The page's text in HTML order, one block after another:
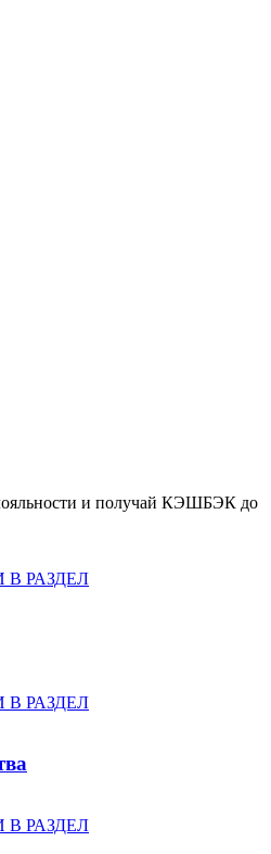
и получай КЭШБЭК до
В РАЗДЕЛ
В РАЗДЕЛ
В РАЗДЕЛ